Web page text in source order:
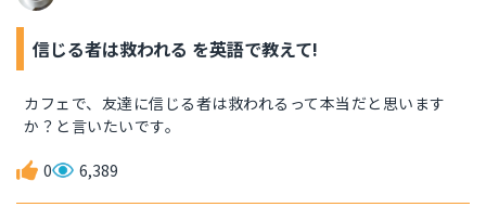
信じる者は救われる を英語で教えて!
カフェで、友達に信じる者は救われるって本当だと思います
か？と言いたいです。
0 6,389